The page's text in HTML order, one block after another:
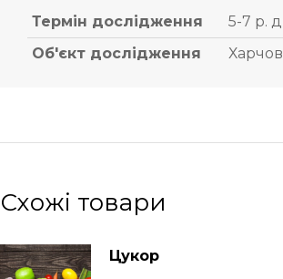
Термін дослідження
5-7 р.
Об'єкт дослідження
Схожі товари
Цукор